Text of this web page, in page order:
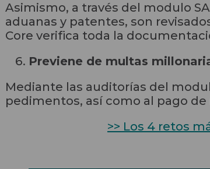
Asimismo, a través del modulo
aduanas y patentes, son
Core verifica toda la
Previene de multas
Mediante las auditorías del
pedimentos, así como al pago
>> Los 4 retos